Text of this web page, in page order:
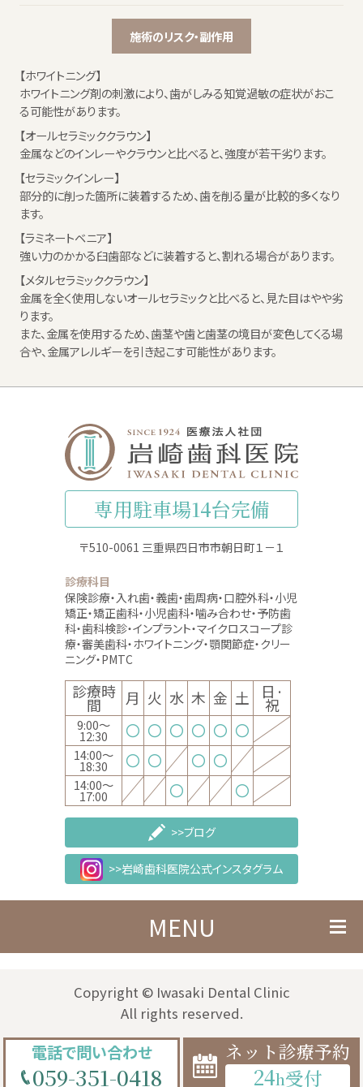
施術のリスク・副作用
【ホワイトニング】
ホワイトニング剤の刺激により、歯がしみる知覚過敏の症状がおこ
る可能性があります。
【オールセラミッククラウン】
金属などのインレーやクラウンと比べると、強度が若干劣ります。
【セラミックインレー】
部分的に削った箇所に装着するため、歯を削る量が比較的多くなり
ます。
【ラミネートベニア】
強い力のかかる臼歯部などに装着すると、割れる場合があります。
【メタルセラミッククラウン】
金属を全く使用しないオールセラミックと比べると、見た目はやや劣
ります。
また、金属を使用するため、歯茎や歯と歯茎の境目が変色してくる場
合や、金属アレルギーを引き起こす可能性があります。
専用駐車場14台完備
〒510-0061 三重県四日市市朝日町１－１
診療科目
保険診療・入れ歯・義歯・歯周病・口腔外科・小児
矯正・矯正歯科・小児歯科・噛み合わせ・予防歯
科・歯科検診・インプラント・マイクロスコープ診
療・審美歯科・ホワイトニング・顎関節症・クリー
ニング・PMTC
診療時
間 月 火 水 木 金 土 日·
祝
9:00～
12:30 〇 〇 〇 〇 〇 〇
14:00～
18:30 〇 〇 〇 〇
14:00～
17:00 〇 〇
>>ブログ
>>岩崎歯科医院公式インスタグラム
MENU
Copyright © Iwasaki Dental Clinic
All rights reserved.
電話で問い合わせ
059-351-0418
ネット診療予約
24h受付